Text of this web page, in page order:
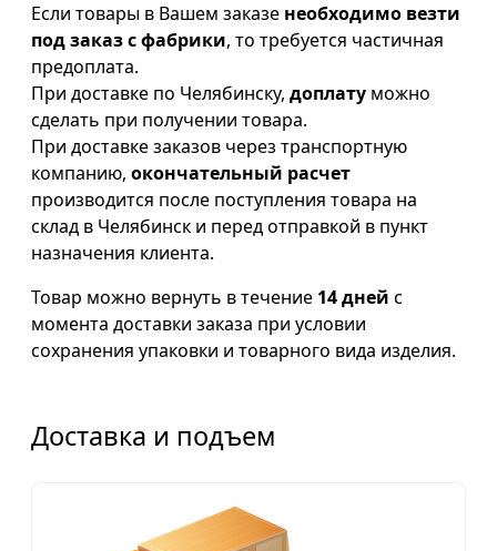
Если товары в Вашем заказе необходимо везти
под заказ с фабрики, то требуется частичная
предоплата.
При доставке по Челябинску, доплату можно
сделать при получении товара.
При доставке заказов через транспортную
компанию, окончательный расчет
производится после поступления товара на
склад в Челябинск и перед отправкой в пункт
назначения клиента.
Товар можно вернуть в течение 14 дней с
момента доставки заказа при условии
сохранения упаковки и товарного вида изделия.
Доставка и подъем